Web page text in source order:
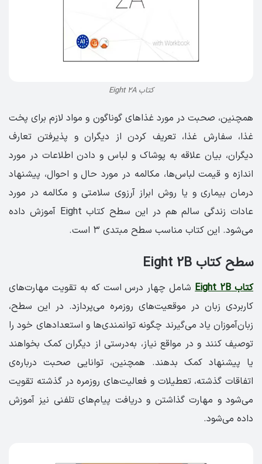
کتاب Eight 2A
همچنین، صحبت در مورد غذاهای گوناگون و مواد لازم برای پخت
غذا، سفارش غذا، تعریف کردن از دیگران و پذیرفتن تعارف
دیگران، بیان علاقه به پوشاک و لباس و دادن اطلاعات در مورد
اندازه و قیمت لباس‌ها، مکالمه در مورد حال و احوال، پیشنهاد
درمان بیماری و یا روش ابراز آرزوی سلامتی و مکالمه در مورد
عادات زندگی سالم هم در این سطح کتاب Eight آموزش داده
می‌شود. این کتاب مناسب سطح مبتدی ۳ است.
سطح کتاب Eight 2B
کتاب Eight 2B
شامل چهار درس است که به تقویت مهارت‌های
کاربردی زبان در موقعیت‌های روزمره می‌پردازد. در این سطح،
زبان‌آموزان یاد می‌گیرند چگونه توانمندی‌ها و استعدادهای خود را
توصیف کنند و در مواقع نیاز، به‌درستی از دیگران کمک بخواهند
یا پیشنهاد کمک بدهند. همچنین، توانایی صحبت درباره‌ی
اتفاقات گذشته، تعطیلات و فعالیت‌های روزمره در گذشته تقویت
می‌شود و مهارت گذاشتن و دریافت پیام‌های تلفنی نیز آموزش
داده می‌شود.